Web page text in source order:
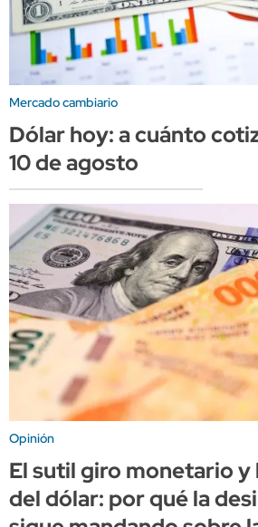
Mercado cambiario
Dólar hoy: a cuánto
10 de agosto
Opinión
El sutil giro monetario
del dólar: por qué la